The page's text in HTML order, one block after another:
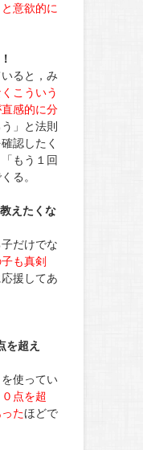
意欲的に
ると，み
こういう
感的に分
」と法則
認したく
もう１回
る。
えたくな
だけでな
も真剣
援してあ
を超え
使ってい
点を超
たほどで